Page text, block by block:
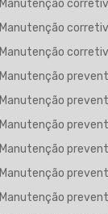
Manutenção
Manutenção
Manutenção
Manutenção
Manutenção
Manutenção
Manutenção
Manutenção
Manutenção